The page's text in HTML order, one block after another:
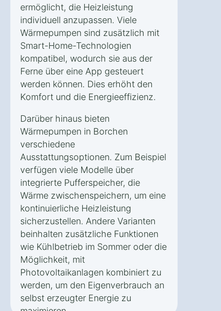
ermöglicht, die Heizleistung
individuell anzupassen. Viele
Wärmepumpen sind zusätzlich mit
Smart-Home-Technologien
kompatibel, wodurch sie aus der
Ferne über eine App gesteuert
werden können. Dies erhöht den
Komfort und die Energieeffizienz.
Darüber hinaus bieten
Wärmepumpen in Borchen
verschiedene
Ausstattungsoptionen. Zum Beispiel
verfügen viele Modelle über
integrierte Pufferspeicher, die
Wärme zwischenspeichern, um eine
kontinuierliche Heizleistung
sicherzustellen. Andere Varianten
beinhalten zusätzliche Funktionen
wie Kühlbetrieb im Sommer oder die
Möglichkeit, mit
Photovoltaikanlagen kombiniert zu
werden, um den Eigenverbrauch an
selbst erzeugter Energie zu